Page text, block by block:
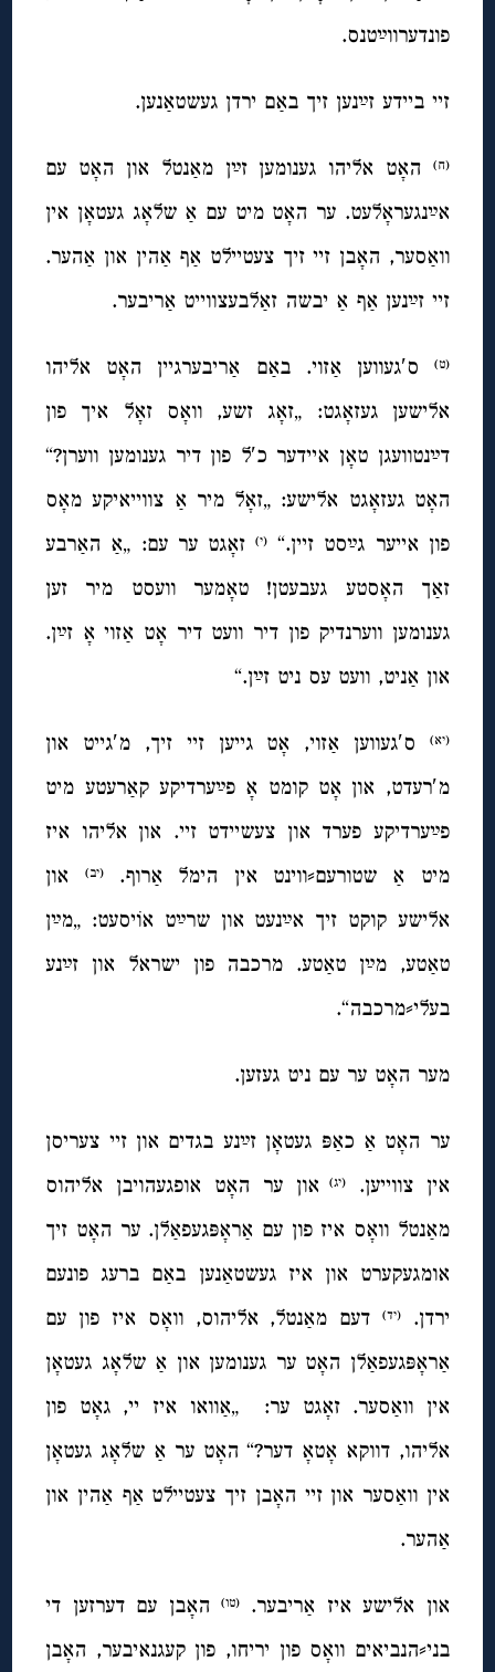
פונדערווײַטנס.
זיי ביידע זײַנען זיך באַם ירדן געשטאַנען.
(ח)
האָט אליהו גענומען זײַן מאַנטל און האָט עם
אײַנגעראָלעט. ער האָט מיט עם אַ שלאָג געטאָן אין
וואַסער, האָבן זיי זיך צעטיילט אַף אַהין און אַהער.
זיי זײַנען אַף אַ יבשה זאַלבעצווייט אַריבער.
(ט)
ס′געווען אַזוי. באַם אַריבערגיין האָט אליהו
אלישען געזאָגט: „זאָג זשע, וואָס זאָל איך פון
דײַנטוועגן טאָן איידער כ′ל פון דיר גענומען ווערן?“
האָט געזאָגט אלישע: „זאָל מיר אַ צווייאיקע מאָס
פון אייער גײַסט זיין.“ (י)זאָגט ער עם: „אַ האַרבע
זאַך האָסטע געבעטן! טאָמער וועסט מיר זען
גענומען ווערנדיק פון דיר וועט דיר אָט אַזוי אָ זײַן.
און אַניט, וועט עס ניט זײַן.“
(יא)
ס′געווען אַזוי, אָט גייען זיי זיך, מ′גייט און
מ′רעדט, און אָט קומט אָ פײַערדיקע קאַרעטע מיט
פײַערדיקע פערד און צעשיידט זיי. און אליהו איז
מיט אַ שטורעם⸗ווינט אין הימל אַרוף.(יב)
און
אלישע קוקט זיך אײַנעט און שרײַט אוֹיסעט: „מײַן
טאַטע, מײַן טאַטע. מרכבה פון ישראל און זײַנע
בעלי⸗מרכבה“.
מער האָט ער עם ניט געזען.
ער האָט אַ כאַפּ געטאָן זײַנע בגדים און זיי צעריסן
אין צווייען.(יג) און ער האָט אופגעהויבן אליהוס
מאַנטל וואָס איז פון עם אַראָפּגעפאַלן. ער האָט זיך
אומגעקערט און איז געשטאַנען באַם ברעג פונעם
ירדן.(יד)
דעם מאַנטל, אליהוס, וואָס איז פון עם
אַראָפּגעפאַלן האָט ער גענומען און אַ שלאָג געטאָן
אין וואַסער. זאָגט ער: „אַוואו איז יי, גאָט פון
אליהו, דווקא אָטאָ דער?“ האָט ער אַ שלאָג געטאָן
אין וואַסער און זיי האָבן זיך צעטיילט אַף אַהין און
אַהער.
און אלישע איז אַריבער. (טו)
האָבן עם דערזען די
בני⸗הנביאים וואָס פון יריחו, פון קעגנאיבער, האָבן